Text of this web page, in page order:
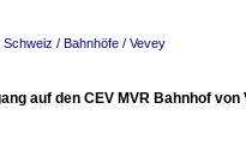
Schweiz / Bahnhöfe / Vevey
auf den CEV MVR Bahnhof von